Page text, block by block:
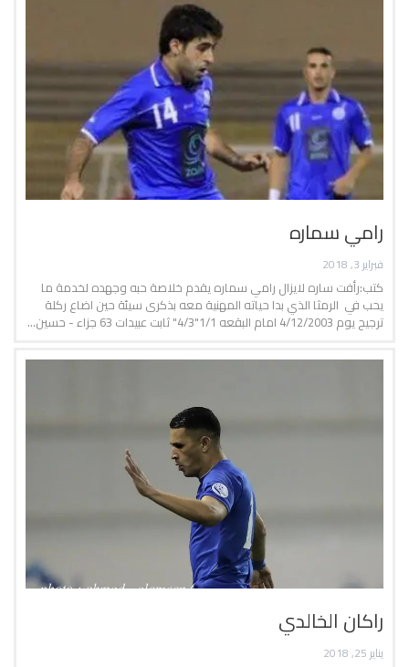
رامي سماره
فبراير 3, 2018
كتب:رأفت ساره لايزال رامي سماره يقدم خلاصة حبه وجهده لخدمة ما
يحب في الرمثا الذي بدا حياته المهنية معه بذكرى سيئة حين اضاع ركلة
ترجيح يوم 4/12/2003 امام البقعه 1/1"4/3" ثابت عبيدات 63 جزاء - حسين…
راكان الخالدي
يناير 25, 2018